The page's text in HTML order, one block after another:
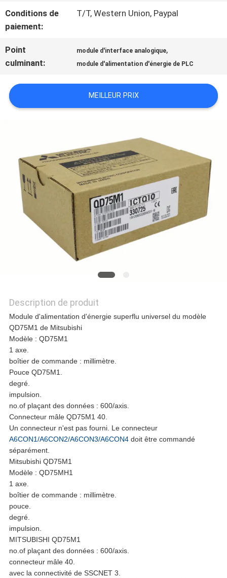
LA
QUALITÉ
CONTACT
TOUS
LES
CAS
DEMANDE
PLAN
DU
SITE
POLITIQUE
EN
MATIÈRE
DE
PROTECTION
DE
LA
VIE
Conditions de
paiement:
T/T, Western Union, Paypal
Point
culminant:
module d'interface analogique,
module d'alimentation d'énergie de PLC
MEILLEUR PRIX
Description de produit
Module d'alimentation d'énergie superflu universel du modèle
QD75M1 de Mitsubishi
Modèle : QD75M1
1 axe.
boîtier de commande : millimètre.
Pouce QD75M1.
degré.
impulsion.
no.of plaçant des données : 600/axis.
Connecteur mâle QD75M1 40.
Un connecteur n'est pas fourni. Le connecteur
A6CON1/A6CON2/A6CON3/A6CON4doit être commandé
séparément.
Mitsubishi QD75M1
Modèle : QD75MH1
1 axe.
boîtier de commande : millimètre.
pouce.
degré.
impulsion.
MITSUBISHI QD75M1
no.of plaçant des données : 600/axis.
connecteur mâle 40.
avec la connectivité de SSCNET 3.